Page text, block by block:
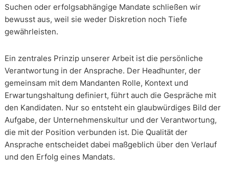
Suchen oder erfolgsabhängige Mandate schließen wir
bewusst aus, weil sie weder Diskretion noch Tiefe
gewährleisten.
Ein zentrales Prinzip unserer Arbeit ist die persönliche
Verantwortung in der Ansprache. Der Headhunter, der
gemeinsam mit dem Mandanten Rolle, Kontext und
Erwartungshaltung definiert, führt auch die Gespräche mit
den Kandidaten. Nur so entsteht ein glaubwürdiges Bild der
Aufgabe, der Unternehmenskultur und der Verantwortung,
die mit der Position verbunden ist. Die Qualität der
Ansprache entscheidet dabei maßgeblich über den Verlauf
und den Erfolg eines Mandats.